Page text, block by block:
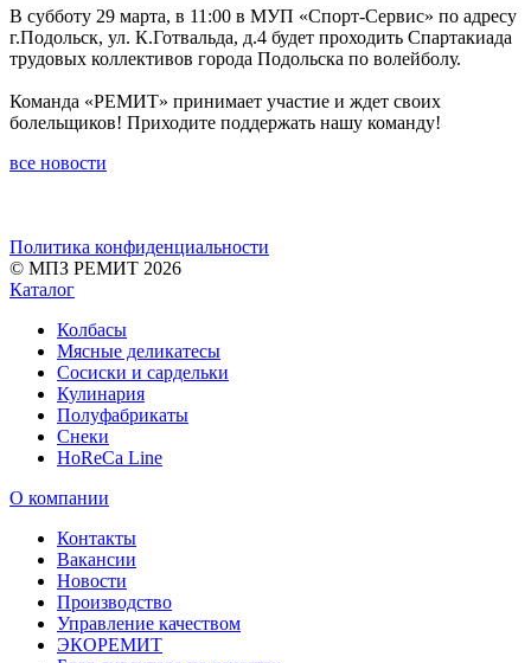
В субботу 29 марта, в 11:00 в МУП «Спорт-Сервис» по адресу
г.Подольск, ул. К.Готвальда, д.4 будет проходить Спартакиада
трудовых коллективов города Подольска по волейболу.
Команда «РЕМИТ» принимает участие и ждет своих
болельщиков! Приходите поддержать нашу команду!
все новости
Политика конфиденциальности
© МПЗ РЕМИТ 2026
Каталог
Колбасы
Мясные деликатесы
Сосиски и сардельки
Кулинария
Полуфабрикаты
Снеки
HoReCa Line
О компании
Контакты
Вакансии
Новости
Производство
Управление качеством
ЭКОРЕМИТ